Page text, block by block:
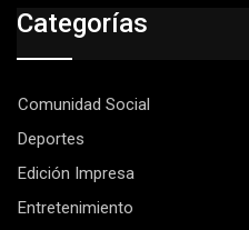
Categorías
Comunidad Social
Deportes
Edición Impresa
Entretenimiento